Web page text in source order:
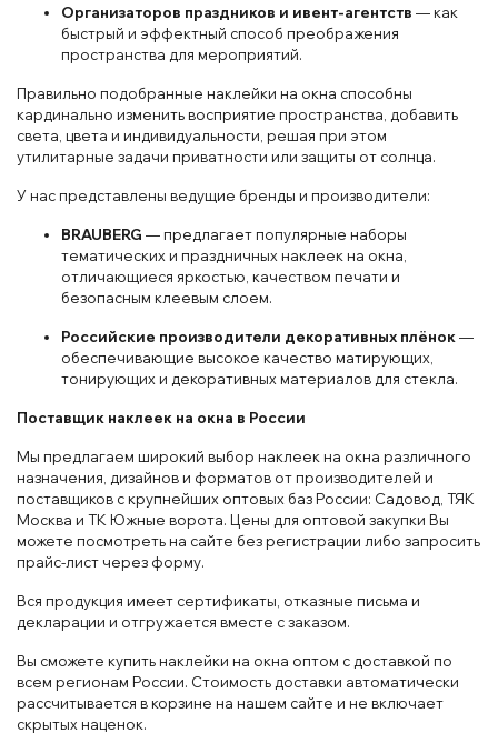
Организаторов праздников и ивент-агентств — как
быстрый и эффектный способ преображения
пространства для мероприятий.
Правильно подобранные наклейки на окна способны
кардинально изменить восприятие пространства, добавить
света, цвета и индивидуальности, решая при этом
утилитарные задачи приватности или защиты от солнца.
У нас представлены ведущие бренды и производители:
BRAUBERG — предлагает популярные наборы
тематических и праздничных наклеек на окна,
отличающиеся яркостью, качеством печати и
безопасным клеевым слоем.
Российские производители декоративных плёнок—
обеспечивающие высокое качество матирующих,
тонирующих и декоративных материалов для стекла.
Поставщик наклеек на окна в России
Мы предлагаем широкий выбор наклеек на окна различного
назначения, дизайнов и форматов от производителей и
поставщиков с крупнейших оптовых баз России: Садовод, ТЯК
Москва и ТК Южные ворота. Цены для оптовой закупки Вы
можете посмотреть на сайте без регистрации либо запросить
прайс-лист через форму.
Вся продукция имеет сертификаты, отказные письма и
декларации и отгружается вместе с заказом.
Вы сможете купить наклейки на окна оптом с доставкой по
всем регионам России. Стоимость доставки автоматически
рассчитывается в корзине на нашем сайте и не включает
скрытых наценок.